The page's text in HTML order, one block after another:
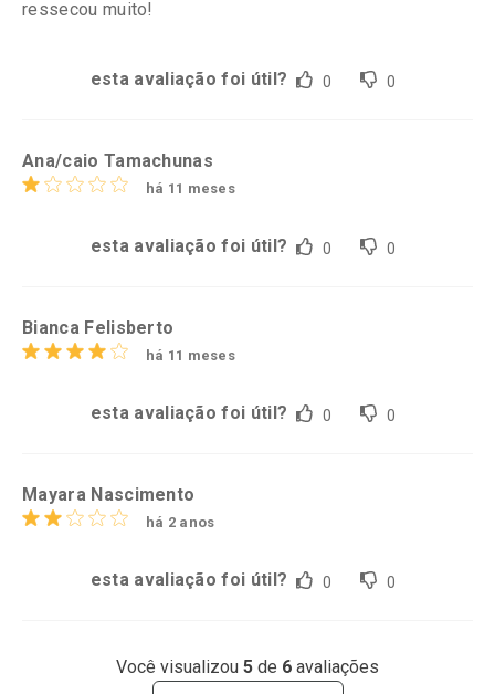
ressecou muito!
esta avaliação foi útil? 0 0
Ana/caio Tamachunas
há 11 meses
esta avaliação foi útil? 0 0
Bianca Felisberto
há 11 meses
esta avaliação foi útil? 0 0
Mayara Nascimento
há 2 anos
esta avaliação foi útil? 0 0
Você visualizou 5 de 6 avaliações